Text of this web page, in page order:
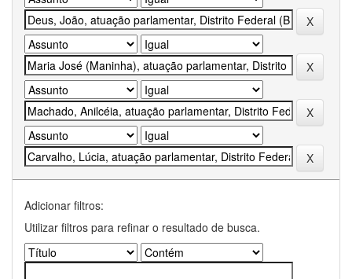
Adicionar filtros:
Utilizar filtros para refinar o resultado de busca.